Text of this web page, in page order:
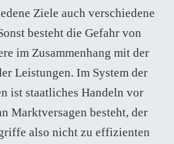
Ziele auch verschiedene
besteht die Gefahr von
im Zusammenhang mit der
Leistungen. Im System der
ist staatliches Handeln vor
Marktversagen besteht, der
also nicht zu effizienten